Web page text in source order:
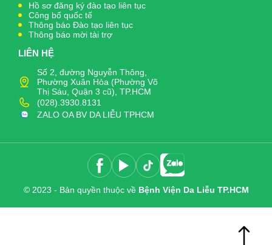
Hồ sơ đăng ký đào tạo liên tục
Công bố quốc tế
Thông báo Đào tạo liên tục
Thông báo mời tài trợ
LIÊN HỆ
Số 2, đường Nguyễn Thông,
Phường Xuân Hòa (Phường Võ
Thị Sáu, Quận 3 cũ), TP.HCM
(028).3930.8131
ZALO OA BV DA LIỄU TPHCM
© 2023 - Bản quyền thuộc về Bệnh Viện Da Liễu TP.HCM